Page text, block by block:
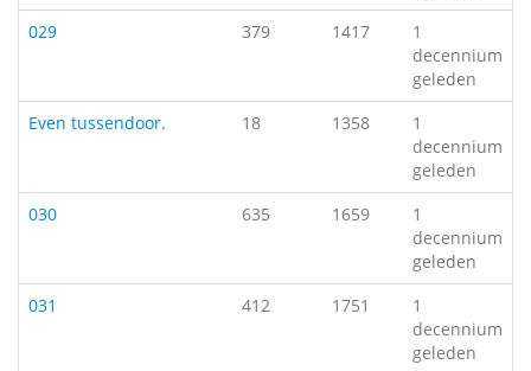
029
379 1417
1
decennium
geleden
Even tussendoor.
18 1358
1
decennium
geleden
030
635 1659
1
decennium
geleden
031
412 1751
1
decennium
geleden